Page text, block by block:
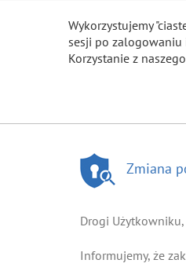
Wykorzystujemy
sesji po zalogowaniu
Korzystanie z
Zmiana
Drogi Użytkowniku,
Informujemy, że